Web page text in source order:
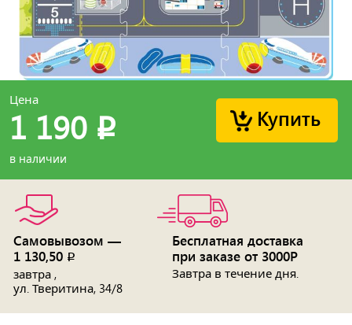
Купить
Цена
1 190 p
в наличии
Самовывозом —
1 130,50 p
завтра ,
ул. Тверитина, 34/8
Бесплатная доставка
при заказе от 3000Р
Завтра в течение дня.